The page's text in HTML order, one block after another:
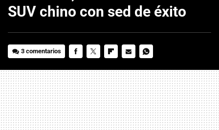
SUV chino con sed de éxito
3 comentarios
MAIL